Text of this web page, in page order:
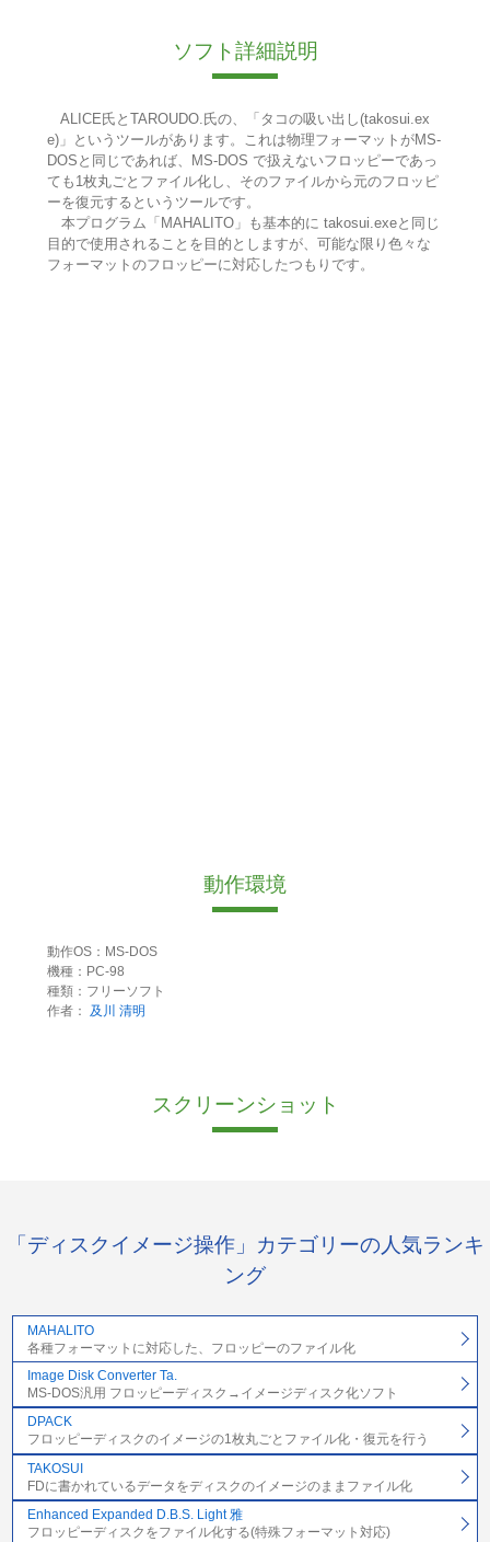
ソフト詳細説明
ALICE氏とTAROUDO.氏の、「タコの吸い出し(takosui.ex
e)」というツールがあります。これは物理フォーマットがMS-
DOSと同じであれば、MS-DOS で扱えないフロッピーであっ
ても1枚丸ごとファイル化し、そのファイルから元のフロッピ
ーを復元するというツールです。
本プログラム「MAHALITO」も基本的に takosui.exeと同じ
目的で使用されることを目的としますが、可能な限り色々な
フォーマットのフロッピーに対応したつもりです。
動作環境
動作OS：MS-DOS
機種：PC-98
種類：フリーソフト
作者：
及川 清明
スクリーンショット
「ディスクイメージ操作」カテゴリーの人気ランキ
ング
MAHALITO
各種フォーマットに対応した、フロッピーのファイル化
Image Disk Converter Ta.
MS-DOS汎用 フロッピーディスク→イメージディスク化ソフト
DPACK
フロッピーディスクのイメージの1枚丸ごとファイル化・復元を行う
TAKOSUI
FDに書かれているデータをディスクのイメージのままファイル化
Enhanced Expanded D.B.S. Light 雅
フロッピーディスクをファイル化する(特殊フォーマット対応)